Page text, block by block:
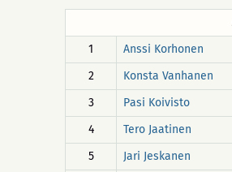
1
Anssi Korhonen
2
Konsta Vanhanen
3
Pasi Koivisto
4
Tero Jaatinen
5
Jari Jeskanen